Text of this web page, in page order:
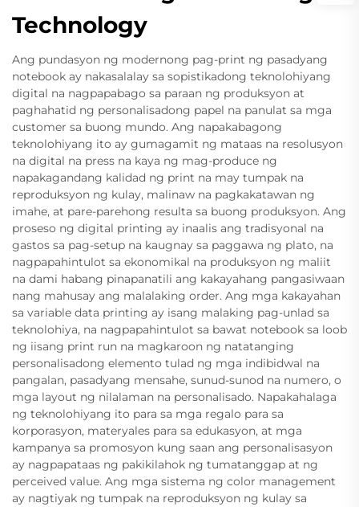
Technology
Ang pundasyon ng modernong pag-print ng pasadyang
notebook ay nakasalalay sa sopistikadong teknolohiyang
digital na nagpapabago sa paraan ng produksyon at
paghahatid ng personalisadong papel na panulat sa mga
customer sa buong mundo. Ang napakabagong
teknolohiyang ito ay gumagamit ng mataas na resolusyon
na digital na press na kaya ng mag-produce ng
napakagandang kalidad ng print na may tumpak na
reproduksyon ng kulay, malinaw na pagkakatawan ng
imahe, at pare-parehong resulta sa buong produksyon. Ang
proseso ng digital printing ay inaalis ang tradisyonal na
gastos sa pag-setup na kaugnay sa paggawa ng plato, na
nagpapahintulot sa ekonomikal na produksyon ng maliit
na dami habang pinapanatili ang kakayahang pangasiwaan
nang mahusay ang malalaking order. Ang mga kakayahan
sa variable data printing ay isang malaking pag-unlad sa
teknolohiya, na nagpapahintulot sa bawat notebook sa loob
ng iisang print run na magkaroon ng natatanging
personalisadong elemento tulad ng mga indibidwal na
pangalan, pasadyang mensahe, sunud-sunod na numero, o
mga layout ng nilalaman na personalisado. Napakahalaga
ng teknolohiyang ito para sa mga regalo para sa
korporasyon, materyales para sa edukasyon, at mga
kampanya sa promosyon kung saan ang personalisasyon
ay nagpapataas ng pakikilahok ng tumatanggap at ng
perceived value. Ang mga sistema ng color management
ay nagtiyak ng tumpak na reproduksyon ng kulay sa